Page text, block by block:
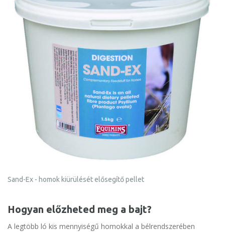
Sand-Ex - homok kiürülését elősegítő pellet
Hogyan előzheted meg a bajt?
A legtöbb ló kis mennyiségű homokkal a bélrendszerében